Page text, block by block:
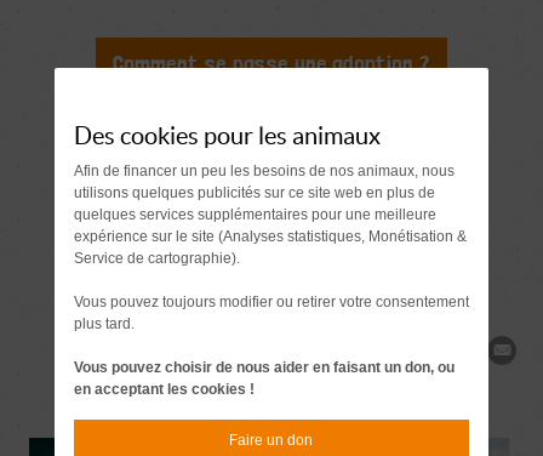
Comment se passe une adoption ?
Demande de
renseignements
Des cookies pour les animaux
Afin de financer un peu les besoins de nos animaux, nous
utilisons quelques publicités sur ce site web en plus de
quelques services supplémentaires pour une meilleure
expérience sur le site (Analyses statistiques, Monétisation &
Service de cartographie).
Vous pouvez toujours modifier ou retirer votre consentement
plus tard.
Vous pouvez choisir de nous aider en faisant un don, ou
en acceptant les cookies !
Faire un don